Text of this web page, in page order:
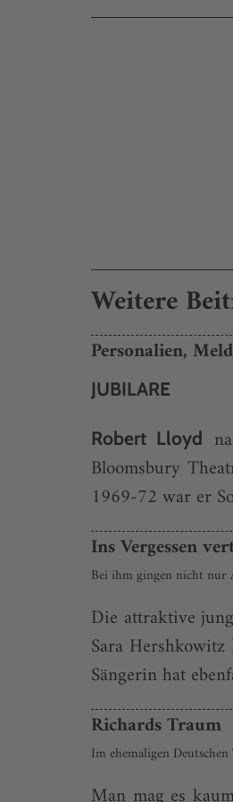
Weitere
Personalien,
JUBILARE
Robert Lloyd
Bloomsbury
1969-72 war er
Ins Vergessen
Bei ihm gingen nicht nur
Die attraktive
Sara
Sängerin hat
Richards Traum
Im ehemaligen